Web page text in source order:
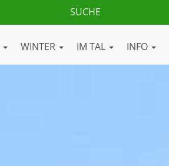
WINTER IM TAL INFO